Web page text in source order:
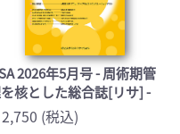
2026年5月号 - 周術期管
核とした総合誌[リサ] -
2,750 (税込)